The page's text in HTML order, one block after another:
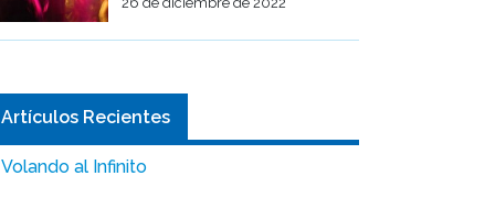
Artículos Recientes
Volando al Infinito